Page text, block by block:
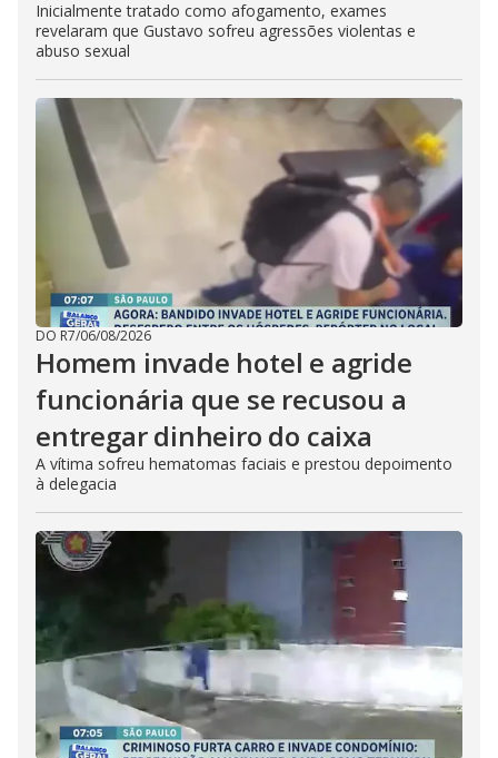
Inicialmente tratado como afogamento, exames
revelaram que Gustavo sofreu agressões violentas e
abuso sexual
DO R7/06/08/2026
Homem invade hotel e agride
funcionária que se recusou a
entregar dinheiro do caixa
A vítima sofreu hematomas faciais e prestou depoimento
à delegacia